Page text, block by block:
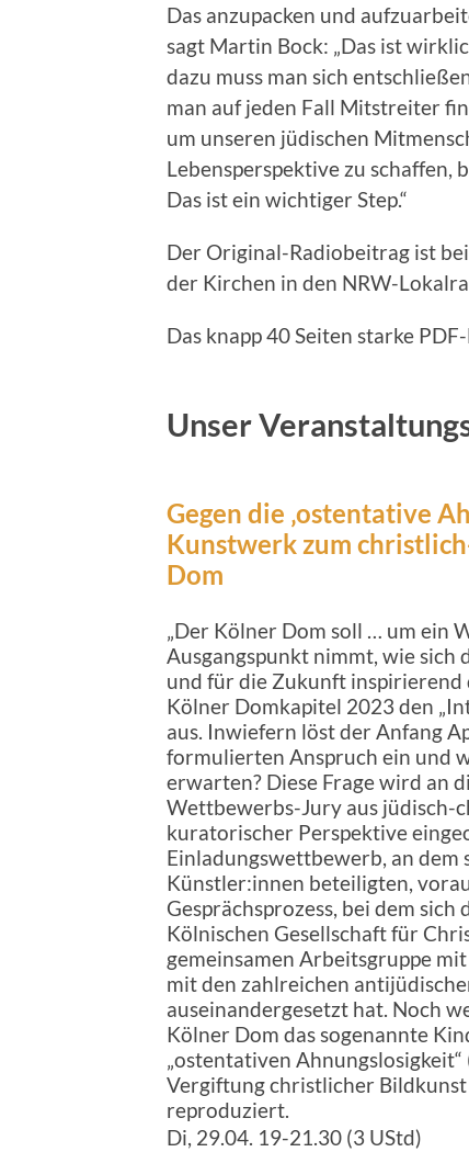
Das anzupacken und
sagt Martin Bock: „Das ist
dazu muss man sich
man auf jeden Fall Mitstreiter
um unseren jüdischen
Lebensperspektive zu
Das ist ein wichtiger Step.“
Der Original-Radiobeitrag ist
der Kirchen in den NRW-
Das knapp 40 Seiten starke
Unser
Gegen die ‚ostentative
Kunstwerk zum
Dom
„Der Kölner Dom soll … um ein
Ausgangspunkt nimmt, wie sich
und für die Zukunft inspirierend
Kölner Domkapitel 2023 den
aus. Inwiefern löst der Anfang
formulierten Anspruch ein und
erwarten? Diese Frage wird an
Wettbewerbs-Jury aus jüdisch-
kuratorischer Perspektive
Einladungswettbewerb, an
Künstler:innen beteiligten,
Gesprächsprozess, bei dem
Kölnischen Gesellschaft für
gemeinsamen Arbeitsgruppe
mit den zahlreichen
auseinandergesetzt hat. Noch
Kölner Dom das sogenannte
„ostentativen
Vergiftung christlicher Bildkunst
reproduziert.
Di, 29.04. 19-21.30 (3 UStd)